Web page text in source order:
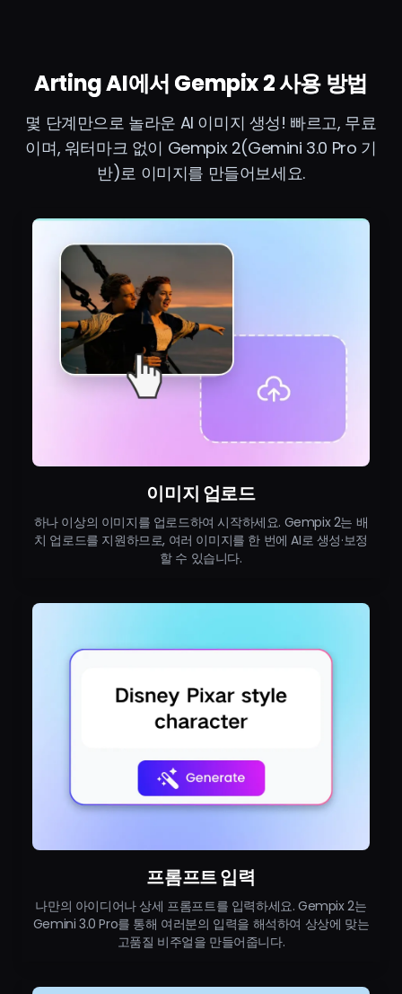
Arting AI에서 Gempix 2 사용 방법
몇 단계만으로 놀라운 AI 이미지 생성! 빠르고, 무료
이며, 워터마크 없이 Gempix 2(Gemini 3.0 Pro 기
반)로 이미지를 만들어보세요.
이미지 업로드
하나 이상의 이미지를 업로드하여 시작하세요. Gempix 2는 배
치 업로드를 지원하므로, 여러 이미지를 한 번에 AI로 생성·보정
할 수 있습니다.
프롬프트 입력
나만의 아이디어나 상세 프롬프트를 입력하세요. Gempix 2는
Gemini 3.0 Pro를 통해 여러분의 입력을 해석하여 상상에 맞는
고품질 비주얼을 만들어줍니다.